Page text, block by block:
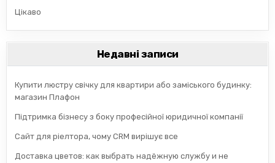
Цікаво
Недавні записи
Купити люстру свічку для квартири або заміського будинку:
магазин Плафон
Підтримка бізнесу з боку професійної юридичної компанії
Сайт для ріелтора, чому CRM вирішує все
Доставка цветов: как выбрать надёжную службу и не